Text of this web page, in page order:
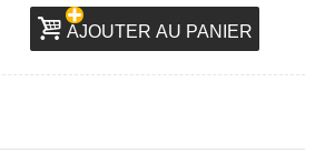
AJOUTER AU PANIER